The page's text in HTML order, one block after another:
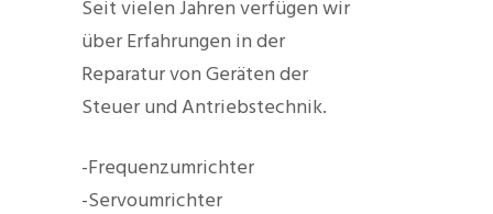
Seit vielen Jahren verfügen wir
über Erfahrungen in der
Reparatur von Geräten der
Steuer und Antriebstechnik.
-Frequenzumrichter
-Servoumrichter